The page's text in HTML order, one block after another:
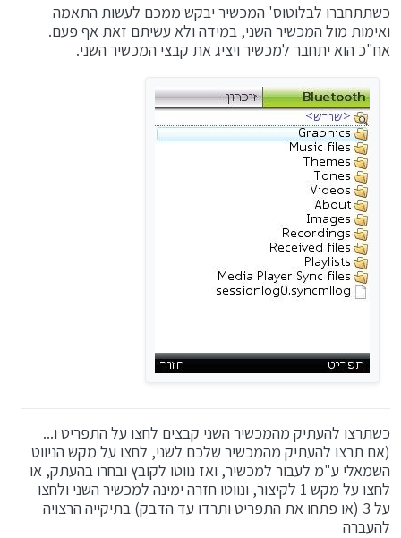
כשתתחברו לבלוטוס' המכשיר יבקש ממכם לעשות התאמה
ואימות מול המכשיר השני, במידה ולא עשיתם זאת אף פעם.
אח"כ הוא יתחבר למכשיר ויציג את קבצי המכשיר השני.
כשתרצו להעתיק מהמכשיר השני קבצים לחצו על התפריט ו...
(אם תרצו להעתיק מהמכשיר שלכם לשני, לחצו על מקש הניווט
השמאלי ע"מ לעבור למכשיר, ואז נווטו לקובץ ובחרו בהעתק, או
לחצו על מקש 1 לקיצור, ונווטו חזרה ימינה למכשיר השני ולחצו
על 3 (או פתחו את התפריט ותרדו עד הדבק) בתיקייה הרצויה
להעברה